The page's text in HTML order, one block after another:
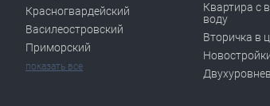
Красногвардейский
Василеостровский
Приморский
показать все
Квартира с
воду
Вторичка в